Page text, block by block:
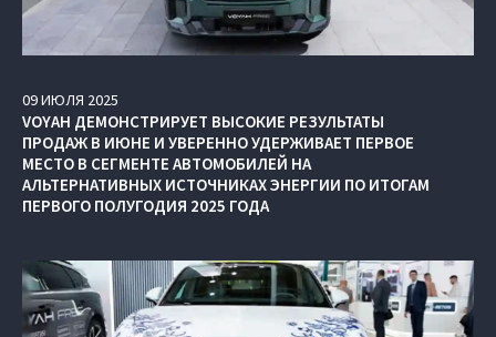
09ИЮЛЯ 2025
VOYAH ДЕМОНСТРИРУЕТ ВЫСОКИЕ РЕЗУЛЬТАТЫ
ПРОДАЖ В ИЮНЕ И УВЕРЕННО УДЕРЖИВАЕТ ПЕРВОЕ
МЕСТО В СЕГМЕНТЕ АВТОМОБИЛЕЙ НА
АЛЬТЕРНАТИВНЫХ ИСТОЧНИКАХ ЭНЕРГИИ ПО ИТОГАМ
ПЕРВОГО ПОЛУГОДИЯ 2025 ГОДА